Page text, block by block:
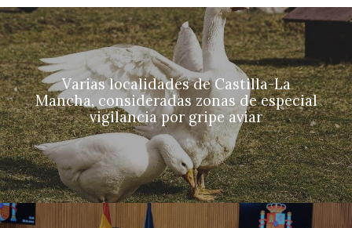
Varias localidades de Castilla-La
Mancha, consideradas zonas de especial
vigilancia por gripe aviar